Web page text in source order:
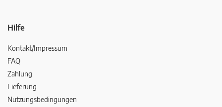
Hilfe
Kontakt/Impressum
FAQ
Zahlung
Lieferung
Nutzungsbedingungen